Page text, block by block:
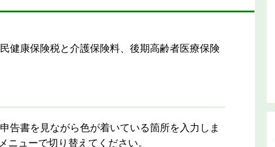
健康保険税と介護保険料、後期高齢者医療保険
告書を見ながら色が着いている箇所を入力しま
ニューで切り替えてください。